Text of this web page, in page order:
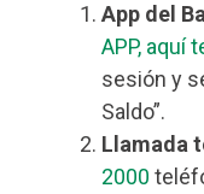
App del
APP, aquí
sesión y
Saldo”.
Llamada
2000